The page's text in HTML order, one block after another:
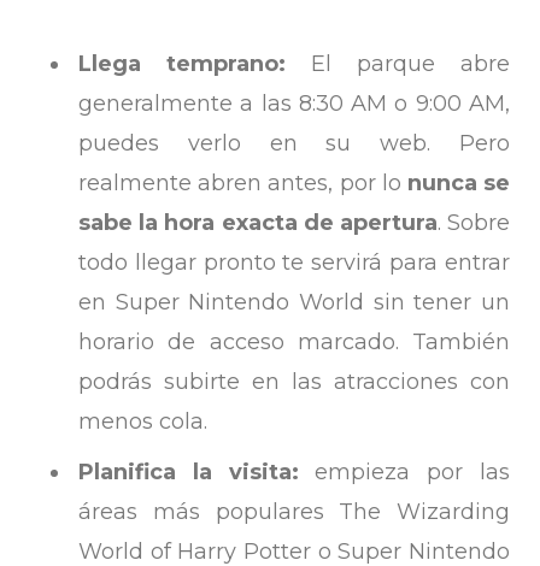
Llega temprano: El parque abre
generalmente a las 8:30 AM o 9:00 AM,
puedes verlo en su web. Pero
realmente abren antes, por lo nunca se
sabe la hora exacta de apertura. Sobre
todo llegar pronto te servirá para entrar
en Super Nintendo World sin tener un
horario de acceso marcado. También
podrás subirte en las atracciones con
menos cola.
Planifica la visita: empieza por las
áreas más populares The Wizarding
World of Harry Potter o Super Nintendo